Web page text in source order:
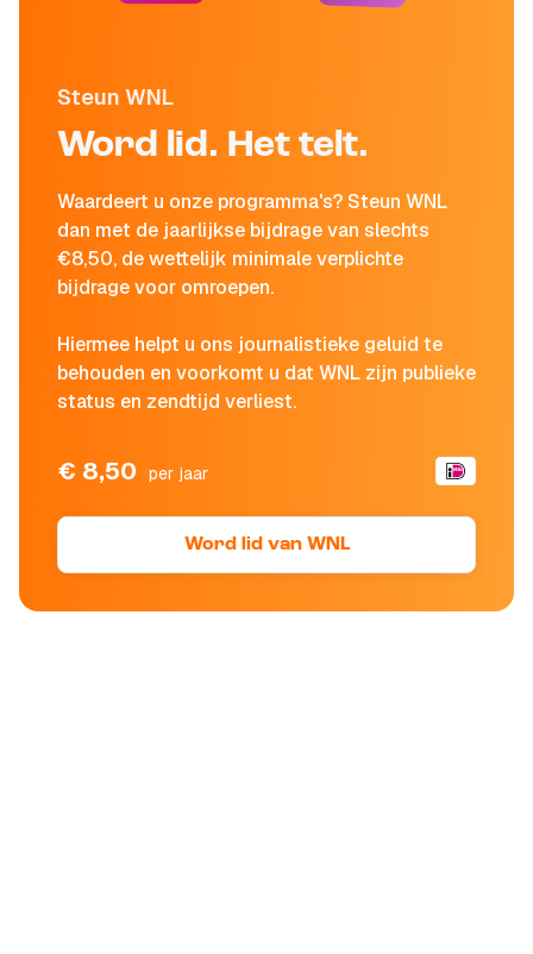
Steun WNL
Word lid. Het telt.
Waardeert u onze programma's? Steun WNL
dan met de jaarlijkse bijdrage van slechts
€8,50, de wettelijk minimale verplichte
bijdrage voor omroepen.
Hiermee helpt u ons journalistieke geluid te
behouden en voorkomt u dat WNL zijn publieke
status en zendtijd verliest.
€ 8,50 per jaar
Word lid van WNL